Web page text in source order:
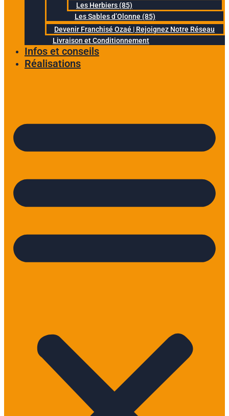
Les Herbiers (85)
Les Sables d’Olonne (85)
Devenir Franchisé Ozaé | Rejoignez Notre Réseau
Livraison et Conditionnement
Infos et conseils
Réalisations